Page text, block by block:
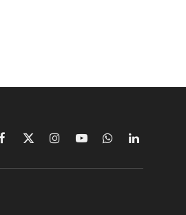
Facebook
X
InstagramYouTubeWhatsAppLinkedIn